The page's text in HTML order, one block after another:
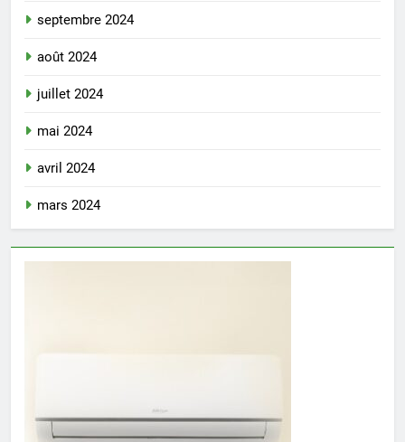
septembre 2024
août 2024
juillet 2024
mai 2024
avril 2024
mars 2024